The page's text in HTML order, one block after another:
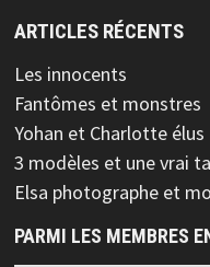
ARTICLES RÉCENTS
Les innocents
Fantômes et monstres
Yohan et Charlotte
3 modèles et une vrai
Elsa photographe et
PARMI LES MEMBRES